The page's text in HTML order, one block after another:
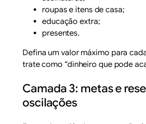
roupas e itens de casa;
educação extra;
presentes.
Defina um valor máximo para
trate como “dinheiro que pode
Camada 3: metas e
oscilações